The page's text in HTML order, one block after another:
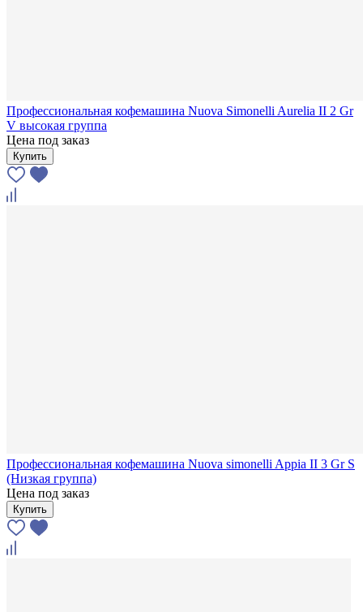
Профессиональная кофемашина Nuova Simonelli Aurelia II 2 Gr
V высокая группа
Цена под заказ
Купить
Профессиональная кофемашина Nuova simonelli Appia II 3 Gr S
(Низкая группа)
Цена под заказ
Купить